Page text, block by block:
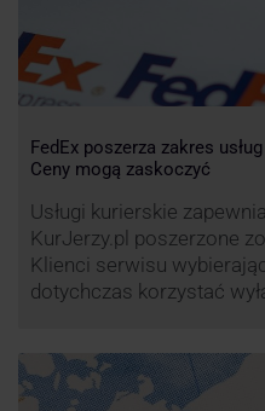
FedEx poszerza zakres
Ceny mogą zaskoczyć
Usługi kurierskie
KurJerzy.pl poszerzone
Klienci serwisu
dotychczas korzystać
zdecydowanie szersze.
zapewnia również